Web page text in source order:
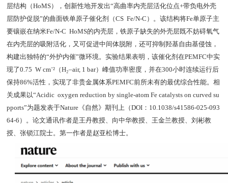
层结构（HoMS），创新性地开发出“高曲率内壳层活化位点+带负电外壳
层防护促脱”的曲面铁单原子催化剂（CS Fe/N-C）。该结构将Fe单原子主
要镶嵌在纳米Fe/N-C HoMS的内壳层，铁原子缺失的外壳层既不妨碍氧气
在内壳层的吸附活化，又可促进中间体脱附，还可抑制羟基自由基侵蚀，
构建出独特的“外护内催”微环境。实验结果表明，该催化剂在PEMFC中实
现了0.75 W cm⁻²（H₂–air, 1 bar）峰值功率密度，并在300小时连续运行后
保持86%活性，实现了非贵金属体系PEMFC前所未有的最优综合性能。相
关成果以“Acidic oxygen reduction by single-atom Fe catalysts on curved su
pports”为题发表于Nature《自然》期刊上（DOI：10.1038/s41586-025-093
64-6）。论文通讯作者是王丹教授、向中华教授、王金兰教授、刘彬教
授、张锁江院士。第一作者是赵亚松博士。